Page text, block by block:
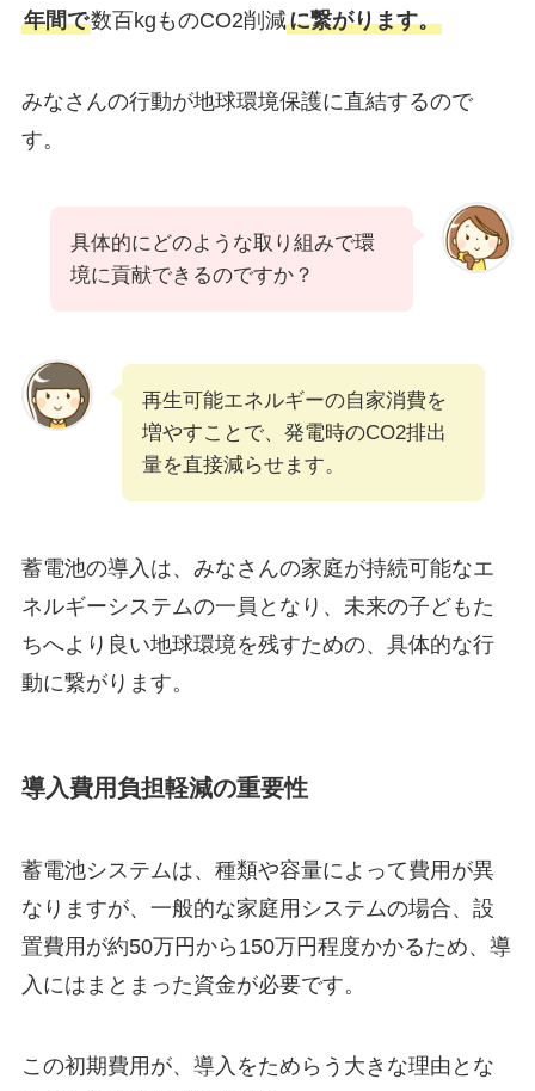
年間で数百kgものCO2削減に繋がります。
みなさんの行動が地球環境保護に直結するので
す。
具体的にどのような取り組みで環
境に貢献できるのですか？
再生可能エネルギーの自家消費を
増やすことで、発電時のCO2排出
量を直接減らせます。
蓄電池の導入は、みなさんの家庭が持続可能なエ
ネルギーシステムの一員となり、未来の子どもた
ちへより良い地球環境を残すための、具体的な行
動に繋がります。
導入費用負担軽減の重要性
蓄電池システムは、種類や容量によって費用が異
なりますが、一般的な家庭用システムの場合、設
置費用が約50万円から150万円程度かかるため、導
入にはまとまった資金が必要です。
この初期費用が、導入をためらう大きな理由とな